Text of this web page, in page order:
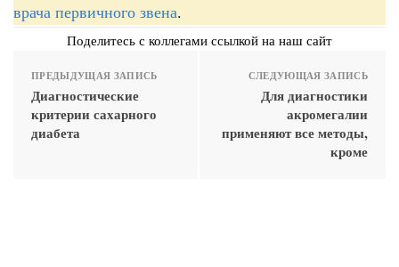
врача первичного звена.
Поделитесь с коллегами ссылкой на наш сайт
ПРЕДЫДУЩАЯ ЗАПИСЬ
Диагностические
критерии сахарного
диабета
СЛЕДУЮЩАЯ ЗАПИСЬ
Для диагностики
акромегалии
применяют все методы,
кроме